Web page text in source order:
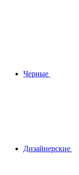
Черные
Дизайнерские